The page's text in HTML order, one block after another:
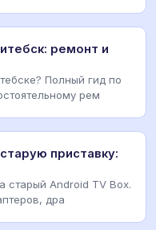
ремонт и
Полный гид по
рем
приставку:
старый Android TV Box.
дра